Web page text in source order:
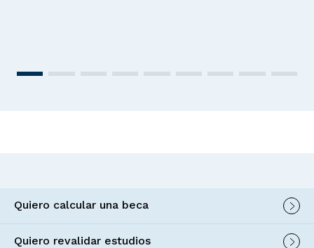
Quiero calcular una beca
Quiero revalidar estudios